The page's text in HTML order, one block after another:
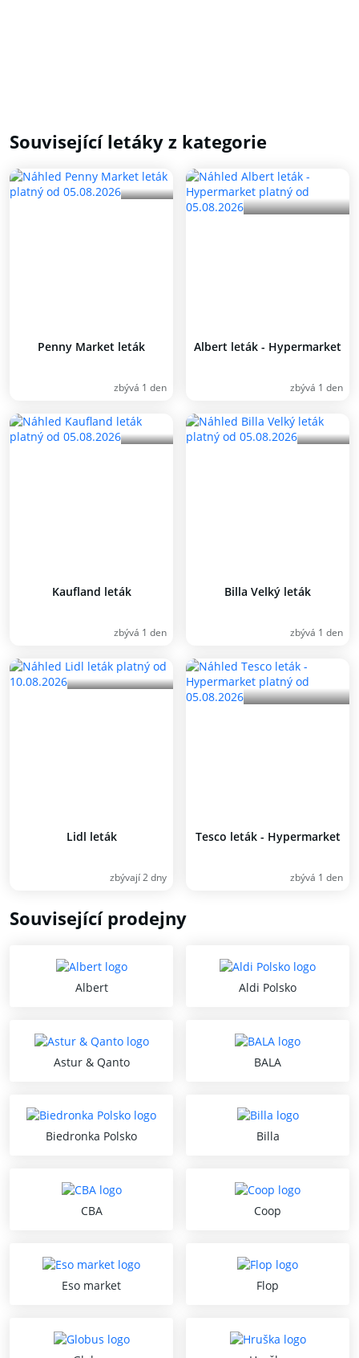
Související letáky z kategorie
Penny Market leták
zbývá 1 den
Albert leták - Hypermarket
zbývá 1 den
Kaufland leták
zbývá 1 den
Billa Velký leták
zbývá 1 den
Lidl leták
zbývají 2 dny
Tesco leták - Hypermarket
zbývá 1 den
Související prodejny
Albert Aldi Polsko
Astur & Qanto BALA
Biedronka Polsko Billa
CBA Coop
Eso market Flop